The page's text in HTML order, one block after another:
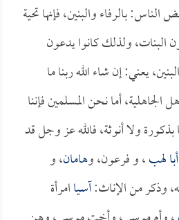
بالرفاء والبنين، فإنها تحية
البنات، ولذلك كانوا يدعون
يعني: إن شاء الله ربنا ما
أما نحن المسلمين فإننا
بذكورة ولا أنوثة، فالله عز وجل قد
أبا لهب، و فرعون، وهامان، و
وذكر من الإناث:آسياامرأة